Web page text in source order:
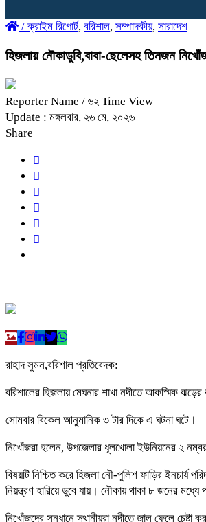
/ক্রাইম রিপোর্ট, বরিশাল, সম্পাদকীয়, সারাদেশ
হিজলায় নৌকাডুবি,বাবা-ছেলেসহ তিনজন
Reporter Name / ৬২ Time View
Update : মঙ্গলবার, ২৬ মে, ২০২৬
Share
রাহাদ সুমন,বরিশাল প্রতিবেদক:
বরিশালের হিজলায় মেঘনার শাখা নদীতে আকস্মিক
সোমবার বিকেল আনুমানিক ৩ টার দিকে এ ঘটনা ঘটে।
নিখোঁজরা হলেন, উপজেলার ধূলখোলা ইউনিয়নের ২
বিষয়টি নিশ্চিত করে হিজলা নৌ-পুলিশ ফাড়ির ইনচার্য
নিয়ন্ত্রণ হারিয়ে ডুবে যায়। নৌকায় থাকা ৮ জনের
নিখোঁজদের সন্ধানে স্থানীয়রা নদীতে জাল ফেলে